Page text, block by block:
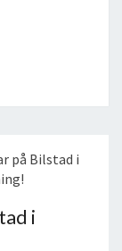
på Bilstad i
i